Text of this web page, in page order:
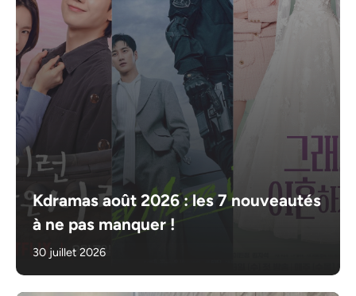
Kdramas août 2026 : les 7 nouveautés
à ne pas manquer !
30 juillet 2026